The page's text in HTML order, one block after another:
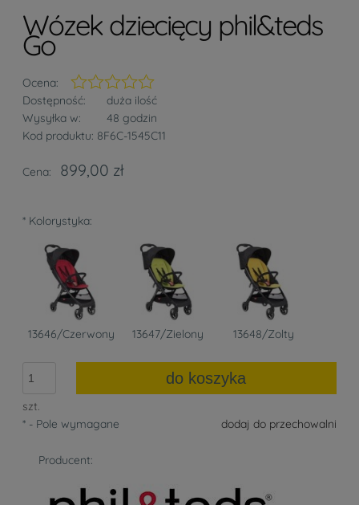
Wózek dziecięcy phil&teds
Go
Ocena:
Dostępność:
duża ilość
Wysyłka w:
48 godzin
Kod produktu: 8F6C-1545C11
Cena: 899,00 zł
* Kolorystyka:
13646/Czerwony 13647/Zielony 13648/Zolty
szt.
do koszyka
dodaj do przechowalni
* - Pole wymagane
Producent: